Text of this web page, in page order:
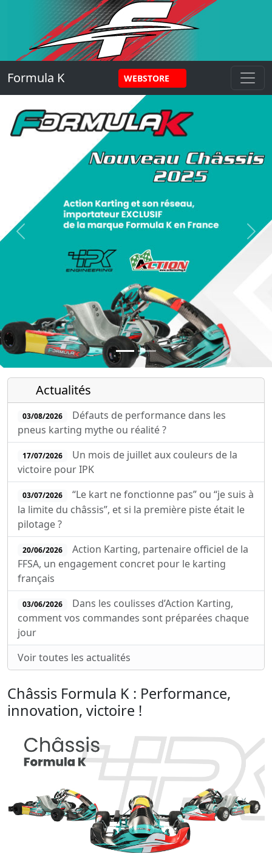
Panneau de gestion des cookies
Formula K WEBSTORE
Previous Next
Actualités
03/08/2026
Défauts de performance dans les
pneus karting mythe ou réalité ?
17/07/2026
Un mois de juillet aux couleurs de la
victoire pour IPK
03/07/2026
“Le kart ne fonctionne pas” ou “je suis à
la limite du châssis”, et si la première piste était le
pilotage ?
20/06/2026
Action Karting, partenaire officiel de la
FFSA, un engagement concret pour le karting
français
03/06/2026
Dans les coulisses d’Action Karting,
comment vos commandes sont préparées chaque
jour
Voir toutes les actualités
Châssis Formula K : Performance,
innovation, victoire !